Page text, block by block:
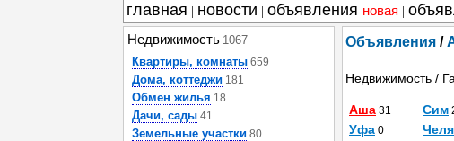
главная новости объявления новая
Недвижимость 1067
Квартиры, комнаты 659
Дома, коттеджи 181
Обмен жилья 18
Дачи, сады 41
Земельные участки 80
Объявления /
Недвижимость /
Аша 31 Сим
Уфа 0